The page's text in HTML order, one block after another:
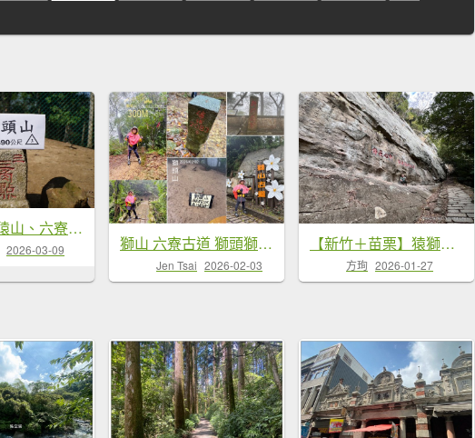
新竹 峨嵋 猿山、六寮山、玖玖山、獅頭山、獅尾山
2026-03-09 獅山 六寮古道 獅頭獅尾走一圈
Jen Tsai 2026-02-03
【新竹＋苗栗】猿獅縱走
方珣 2026-01-27